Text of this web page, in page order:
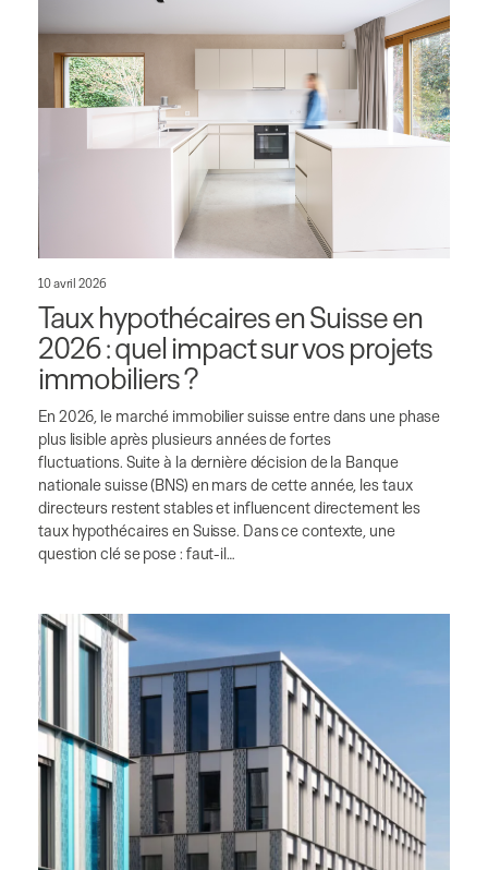
10 avril 2026
Taux hypothécaires en Suisse en
2026 : quel impact sur vos projets
immobiliers ?
En 2026, le marché immobilier suisse entre dans une phase
plus lisible après plusieurs années de fortes
fluctuations. Suite à la dernière décision de la Banque
nationale suisse (BNS) en mars de cette année, les taux
directeurs restent stables et influencent directement les
taux hypothécaires en Suisse. Dans ce contexte, une
question clé se pose : faut-il…